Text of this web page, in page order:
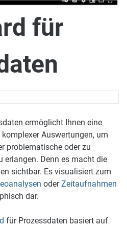
für
ermöglicht Ihnen eine
Auswertungen, um
problematische oder zu
Denn es macht die
sichtbar. Es visualisiert zum
oderZeitaufnahmen
dar.
für Prozessdaten basiert auf